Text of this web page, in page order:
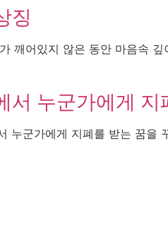
징
깨어있지 않은 동안 마음속
서 누군가에게
누군가에게 지폐를 받는 꿈을